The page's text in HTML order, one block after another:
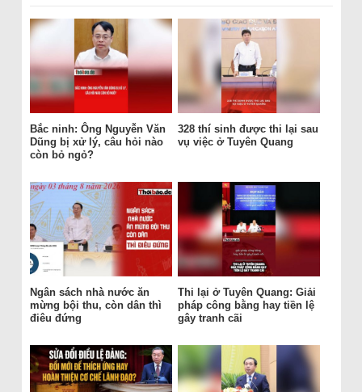
Bắc ninh: Ông Nguyễn Văn
Dũng bị xử lý, câu hỏi nào
còn bỏ ngỏ?
328 thí sinh được thi lại sau
vụ việc ở Tuyên Quang
Ngân sách nhà nước ăn
mừng bội thu, còn dân thì
điêu đứng
Thi lại ở Tuyên Quang: Giải
pháp công bằng hay tiền lệ
gây tranh cãi